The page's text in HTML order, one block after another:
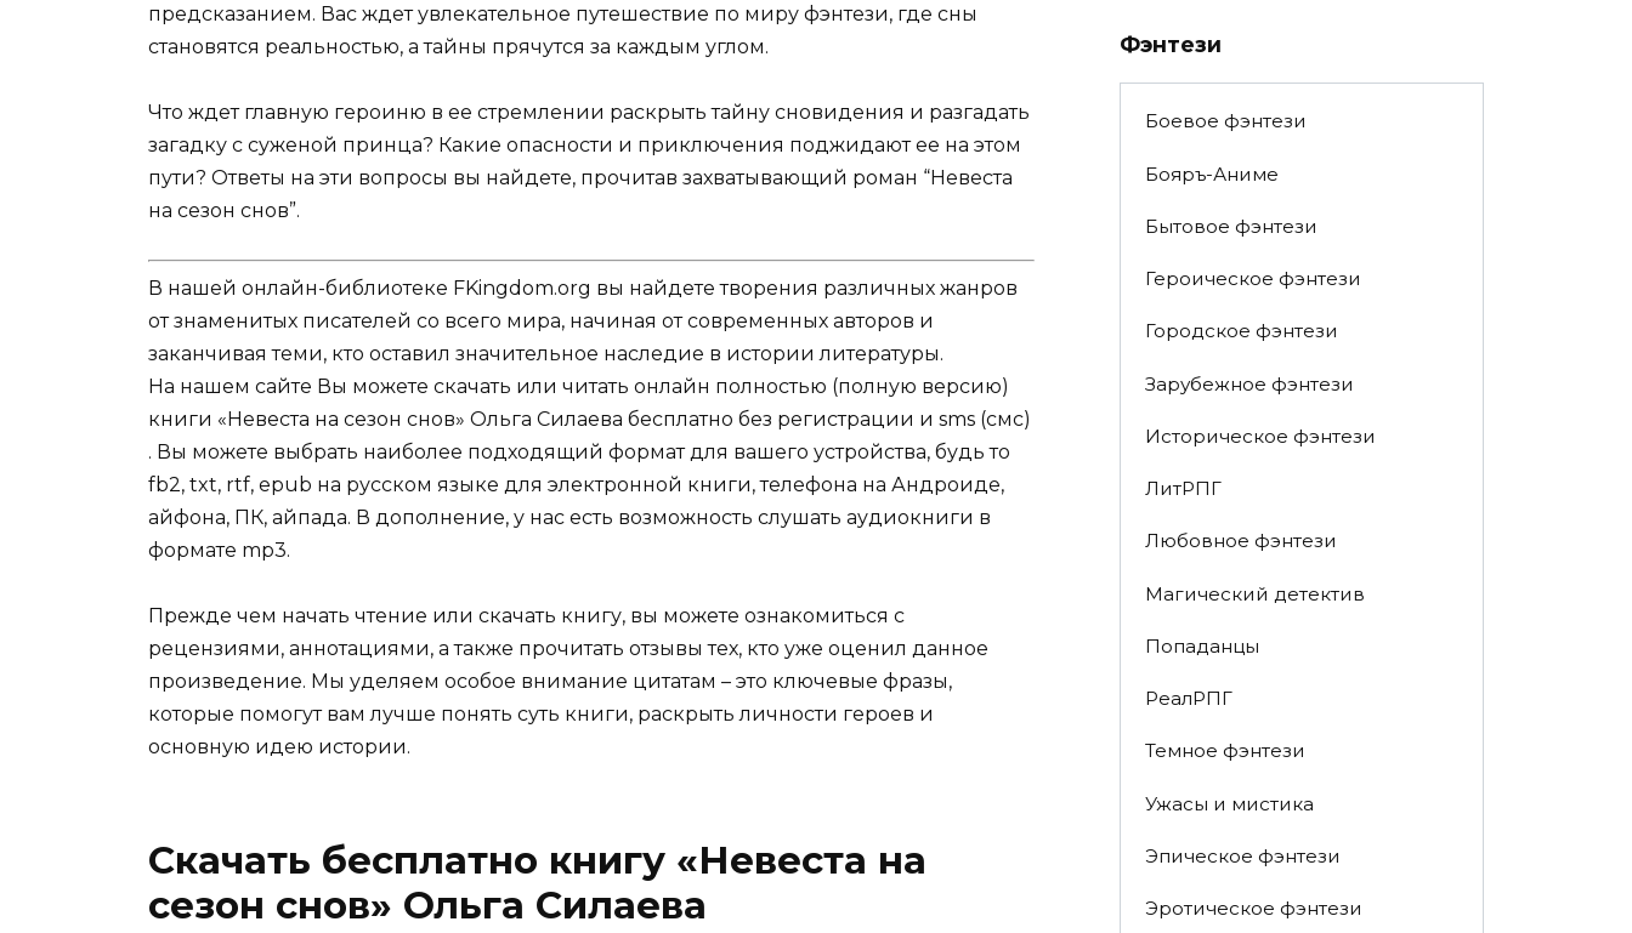
предсказанием. Вас ждет увлекательное путешествие по миру фэнтези, где сны
становятся реальностью, а тайны прячутся за каждым углом.
Что ждет главную героиню в ее стремлении раскрыть тайну сновидения и разгадать
загадку с суженой принца? Какие опасности и приключения поджидают ее на этом
пути? Ответы на эти вопросы вы найдете, прочитав захватывающий роман “Невеста
на сезон снов”.
В нашей онлайн-библиотеке FKingdom.org вы найдете творения различных жанров
от знаменитых писателей со всего мира, начиная от современных авторов и
заканчивая теми, кто оставил значительное наследие в истории литературы.
На нашем сайте Вы можете скачать или читать онлайн полностью (полную версию)
книги «Невеста на сезон снов» Ольга Силаева бесплатно без регистрации и sms (смс)
. Вы можете выбрать наиболее подходящий формат для вашего устройства, будь то
fb2, txt, rtf, epub на русском языке для электронной книги, телефона на Андроиде,
айфона, ПК, айпада. В дополнение, у нас есть возможность слушать аудиокниги в
формате mp3.
Прежде чем начать чтение или скачать книгу, вы можете ознакомиться с
рецензиями, аннотациями, а также прочитать отзывы тех, кто уже оценил данное
произведение. Мы уделяем особое внимание цитатам – это ключевые фразы,
которые помогут вам лучше понять суть книги, раскрыть личности героев и
основную идею истории.
Скачать бесплатно книгу «Невеста на
сезон снов» Ольга Силаева
Фэнтези
Боевое фэнтези
Бояръ-Аниме
Бытовое фэнтези
Героическое фэнтези
Городское фэнтези
Зарубежное фэнтези
Историческое фэнтези
ЛитРПГ
Любовное фэнтези
Магический детектив
Попаданцы
РеалРПГ
Темное фэнтези
Ужасы и мистика
Эпическое фэнтези
Эротическое фэнтези